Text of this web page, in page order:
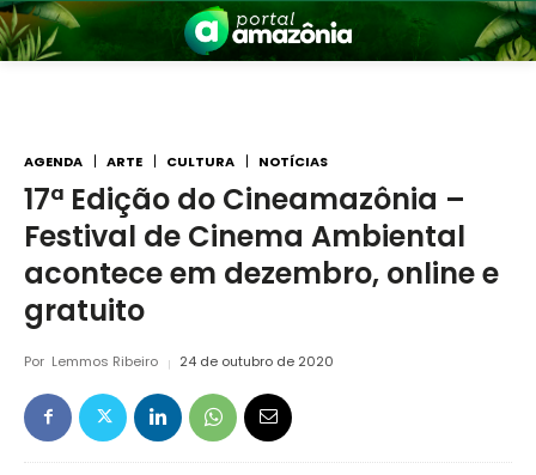
Amazônia
AGENDA ARTE CULTURA NOTÍCIAS
17ª Edição do Cineamazônia –
Festival de Cinema Ambiental
acontece em dezembro, online e
gratuito
Por Lemmos Ribeiro 24 de outubro de 2020